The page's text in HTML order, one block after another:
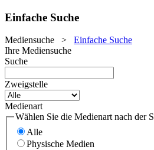
Einfache Suche
Mediensuche > Einfache Suche
Ihre Mediensuche
Suche
Zweigstelle
Medienart
Wählen Sie die Medienart nach der
Alle
Physische Medien